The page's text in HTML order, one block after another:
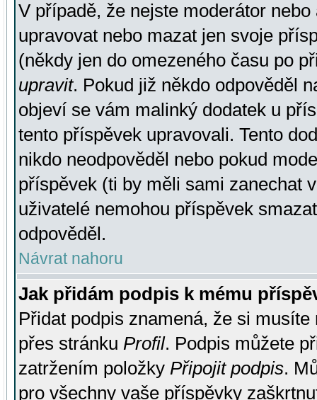
V případě, že nejste moderátor
upravovat nebo mazat jen svoje
(někdy jen do omezeného času po
upravit. Pokud již někdo odpověděl
objeví se vám malinký dodatek u
tento příspěvek upravovali. Tento
nikdo neodpověděl nebo pokud
příspěvek (ti by měli sami zanechat
uživatelé nemohou příspěvek
odpověděl.
Návrat nahoru
Jak přidám podpis k mému
Přidat podpis znamená, že si
přes stránku Profil. Podpis můžete
zatržením položky Připojit podpis.
pro všechny vaše příspěvky